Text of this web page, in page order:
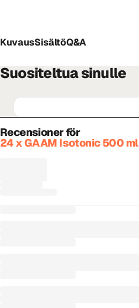
KuvausSisältöQ&A
Suositeltua sinulle
Recensioner för
24 x GAAM Isotonic 500 ml